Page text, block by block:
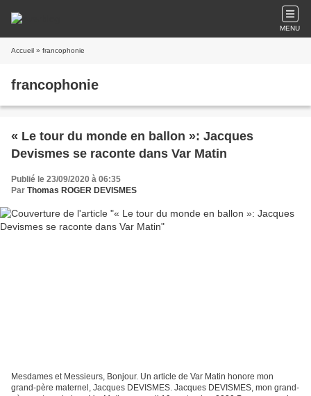
MENU
Accueil » francophonie
francophonie
« Le tour du monde en ballon »: Jacques
Devismes se raconte dans Var Matin
Publié le 23/09/2020 à 06:35
Par Thomas ROGER DEVISMES
Mesdames et Messieurs, Bonjour. Un article de Var Matin honore mon
grand-père maternel, Jacques DEVISMES. Jacques DEVISMES, mon grand-